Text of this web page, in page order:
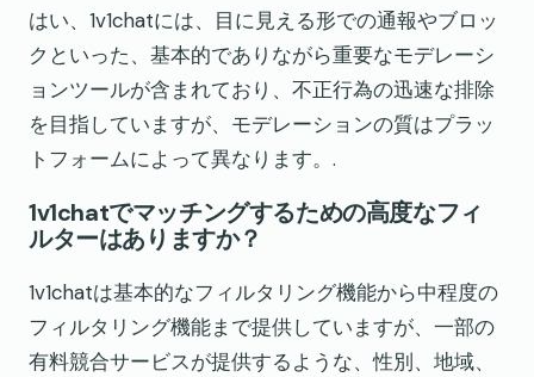
はい、1v1chatには、目に見える形での通報やブロッ
クといった、基本的でありながら重要なモデレーシ
ョンツールが含まれており、不正行為の迅速な排除
を目指していますが、モデレーションの質はプラッ
トフォームによって異なります。.
1v1chatでマッチングするための高度なフィ
ルターはありますか？
1v1chatは基本的なフィルタリング機能から中程度の
フィルタリング機能まで提供していますが、一部の
有料競合サービスが提供するような、性別、地域、